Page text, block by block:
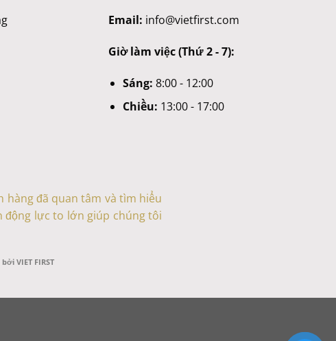
Email: info@vietfirst.com
Giờ làm việc (Thứ 2 - 7):
Sáng: 8:00 - 12:00
Chiều: 13:00 - 17:00
hàng đã quan tâm và tìm hiểu
động lực to lớn giúp chúng tôi
VIET FIRST